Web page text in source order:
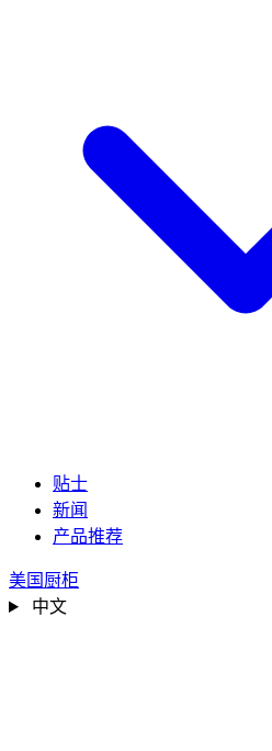
贴士
新闻
产品推荐
美国厨柜
中文